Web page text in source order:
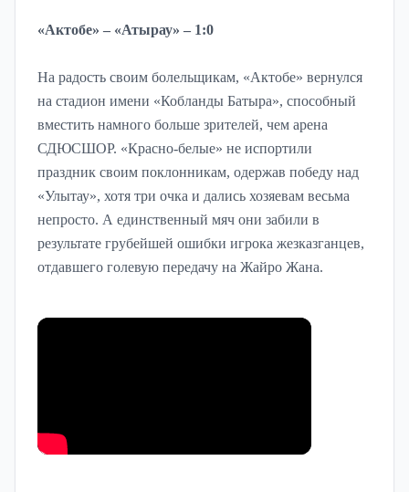
«Актобе» – «Атырау» – 1:0
На радость своим болельщикам, «Актобе» вернулся
на стадион имени «Кобланды Батыра», способный
вместить намного больше зрителей, чем арена
СДЮСШОР. «Красно-белые» не испортили
праздник своим поклонникам, одержав победу над
«Улытау», хотя три очка и дались хозяевам весьма
непросто. А единственный мяч они забили в
результате грубейшей ошибки игрока жезказганцев,
отдавшего голевую передачу на Жайро Жана.